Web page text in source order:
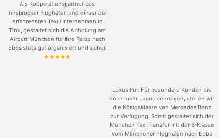
Als Kooperationspartner des
Innsbrucker Flughafen und einser der
erfahrensten Taxi Unternehmen in
Tirol, gestaltet sich die Abholung am
Airport München für Ihre Reise nach
Ebbs stets gut organisiert und sicher.
Luxus Pur. Für besondere Kunden die
noch mehr Luxus benötigen, stellen wir
die Königsklasse von Mercedes Benz
zur Verfügung. Somit gestaltet sich der
München Taxi Transfer mit der S-Klasse
vom Münchener Flughafen nach Ebbs